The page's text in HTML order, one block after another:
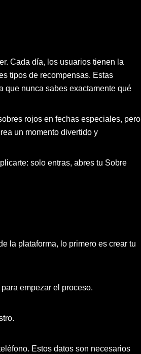
Cada día, los usuarios tienen la
tipos de recompensas. Estas
que nunca sabes exactamente qué
rojos en fechas especiales, pero
un momento divertido y
solo entras, abres tu Sobre
la plataforma, lo primero es crear tu
empezar el proceso.
Estos datos son necesarios